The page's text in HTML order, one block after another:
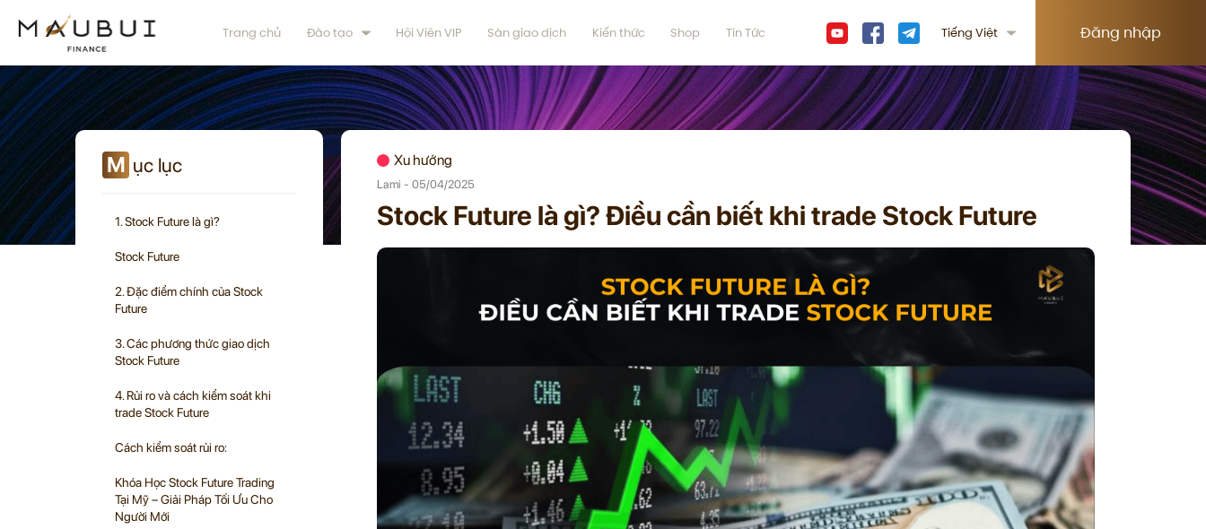
Trang chủ Đào tạo Hội Viên VIP Sàn giao dịch Kiến thức Shop Tin Tức Tiếng Việt Đăng nhập
M ục lục
1. Stock Future là gì?
Stock Future
2. Đặc điểm chính của Stock
Future
3. Các phương thức giao dịch
Stock Future
4. Rủi ro và cách kiểm soát khi
trade Stock Future
Cách kiểm soát rủi ro:
Khóa Học Stock Future Trading
Tại Mỹ – Giải Pháp Tối Ưu Cho
Người Mới
Xu hướng
Lami - 05/04/2025
Stock Future là gì? Điều cần biết khi trade Stock Future